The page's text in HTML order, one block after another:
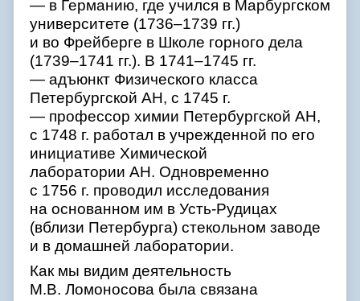
— в Германию, где учился в Марбургском
университете (1736–1739 гг.)
и во Фрейберге в Школе горного дела
(1739–1741 гг.). В 1741–1745 гг.
— адъюнкт Физического класса
Петербургской АН, с 1745 г.
— профессор химии Петербургской АН,
с 1748 г. работал в учрежденной по его
инициативе Химической
лаборатории АН. Одновременно
с 1756 г. проводил исследования
на основанном им в Усть-Рудицах
(вблизи Петербурга) стекольном заводе
и в домашней лаборатории.
Как мы видим деятельность
М.В. Ломоносова была связана